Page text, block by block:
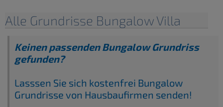
Alle Grundrisse Bungalow Villa
Keinen passenden Bungalow Grundriss
gefunden?
Lasssen Sie sich kostenfrei Bungalow
Grundrisse von Hausbaufirmen senden!